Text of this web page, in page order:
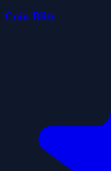
Coin Blitz